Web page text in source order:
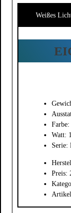
Weißes
Watt:
Serie:
Preis: